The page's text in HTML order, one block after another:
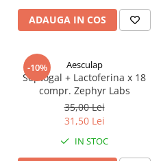
ADAUGA IN COS
-10% Aesculap
Septogal + Lactoferina x 18
compr. Zephyr Labs
35,00 Lei
31,50 Lei
IN STOC